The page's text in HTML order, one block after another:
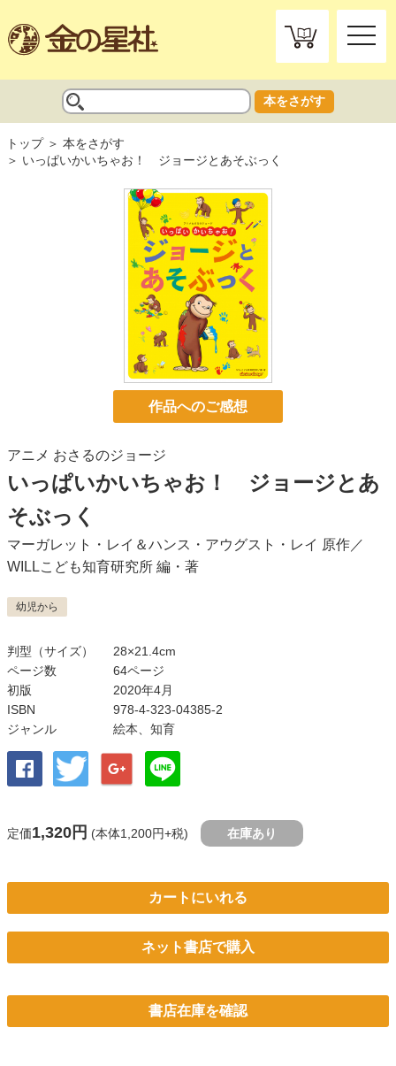
toggle
本をさがす
トップ
本をさがす
いっぱいかいちゃお！ ジョージとあそぶっく
作品へのご感想
アニメ おさるのジョージ
いっぱいかいちゃお！ ジョージとあ
そぶっく
マーガレット・レイ＆ハンス・アウグスト・レイ 原作／
WILLこども知育研究所 編・著
幼児から
判型（サイズ）
28×21.4cm
ページ数
64ページ
初版
2020年4月
ISBN
978-4-323-04385-2
ジャンル
絵本 知育
定価1,320円 (本体1,200円+税) 在庫あり
カートにいれる
ネット書店で購入
書店在庫を確認